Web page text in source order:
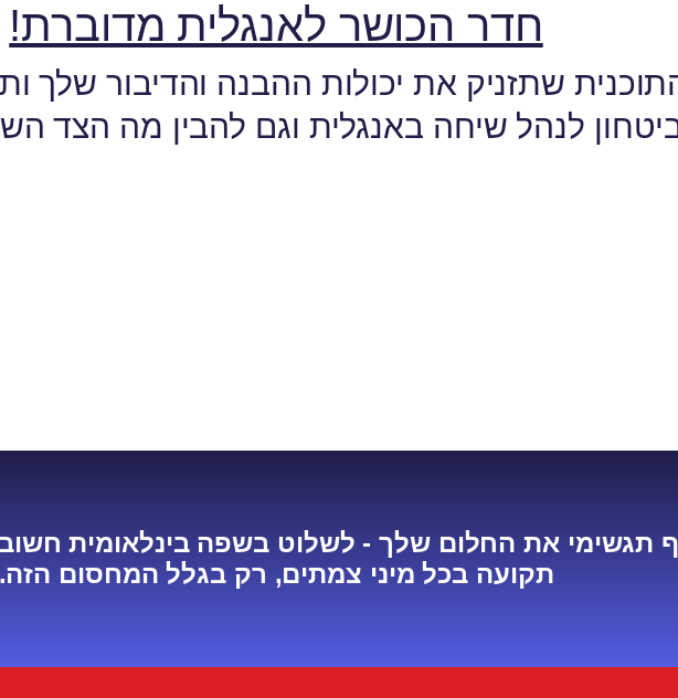
חדר הכושר לאנגלית מדוברת!
שתזניק את יכולות ההבנה והדיבור שלך
לנהל שיחה באנגלית וגם להבין מה הצד
תגשימי את החלום שלך - לשלוט בשפה בינלאומית
תקועה בכל מיני צמתים, רק בגלל המחסום הזה.